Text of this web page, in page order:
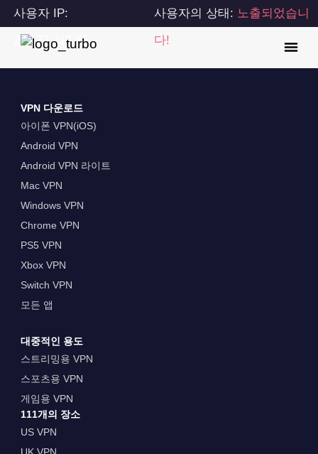
사용자 IP:
216.73.217.52
사용자의 상태: 노출되었습니
다!
VPN 다운로드
아이폰 VPN(iOS)
Android VPN
Android VPN 라이트
Mac VPN
Windows VPN
Chrome VPN
PS5 VPN
Xbox VPN
Switch VPN
모든 앱
대중적인 용도
스트리밍용 VPN
스포츠용 VPN
게임용 VPN
111개의 장소
US VPN